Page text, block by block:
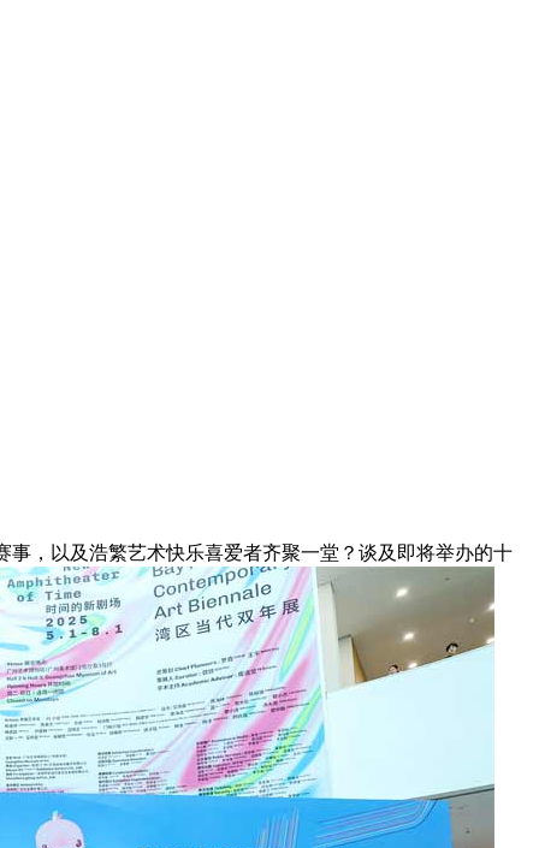
事，以及浩繁艺术快乐喜爱者齐聚一堂？谈及即将举办的十